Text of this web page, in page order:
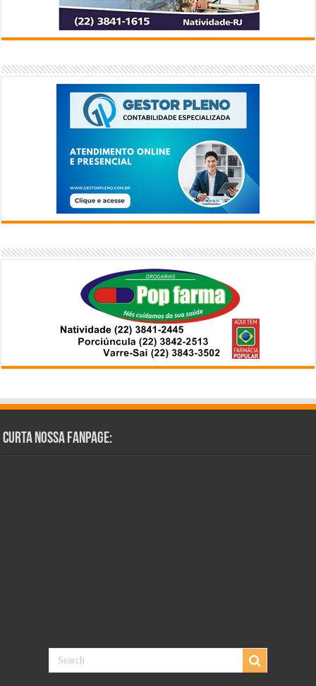
Curta Nossa Fanpage: